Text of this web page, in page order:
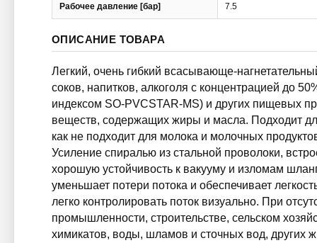
Рабочее давление [бар] 7.5
ОПИСАНИЕ ТОВАРА
Легкий, очень гибкий всасывающе-
соков, напитков, алкоголя с концентрацией до
индексом SO-PVCSTAR-MS) и других пищевых
веществ, содержащих жиры и масла. Подходит
как не подходит для молока и молочных
Усиление спиралью из стальной проволоки,
хорошую устойчивость к вакууму и изломам
уменьшает потери потока и обеспечивает
легко контролировать поток визуально. При
промышленности, строительстве, сельском
химикатов, воды, шламов и сточных вод, других